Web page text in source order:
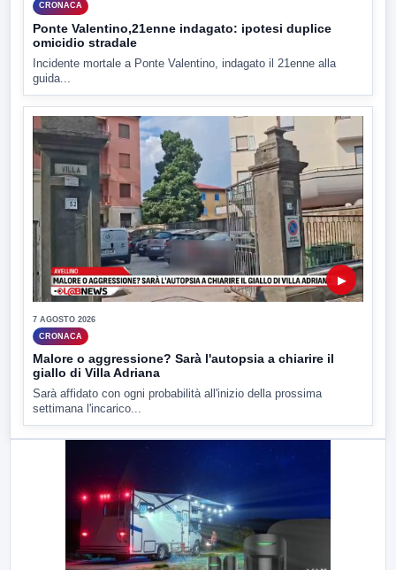
CRONACA
Ponte Valentino,21enne indagato: ipotesi duplice
omicidio stradale
Incidente mortale a Ponte Valentino, indagato il 21enne alla
guida...
▶
7 AGOSTO 2026
CRONACA
Malore o aggressione? Sarà l'autopsia a chiarire il
giallo di Villa Adriana
Sarà affidato con ogni probabilità all'inizio della prossima
settimana l'incarico...